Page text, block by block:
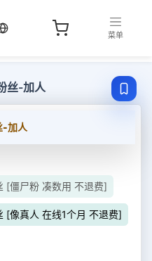
当前语言：中文
菜单
丝-加人
-加人
[僵尸粉 凑数用 不退费]
[像真人 在线1个月 不退费]